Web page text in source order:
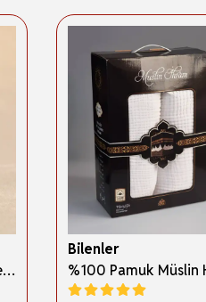
%100 Doğal Toz Sürme + Ahşap Sürme Çubuğu | Geleneksel ve Orijinal Göz Sürmesi
Bilenler